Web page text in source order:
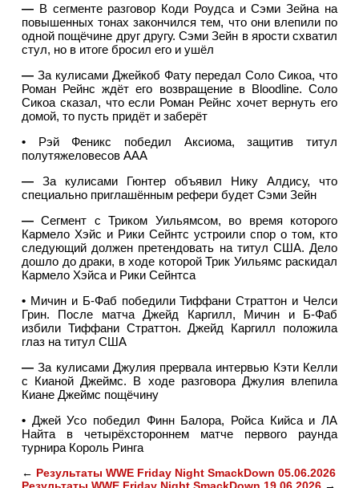
— В сегменте разговор Коди Роудса и Сэми Зейна на
повышенных тонах закончился тем, что они влепили по
одной пощёчине друг другу. Сэми Зейн в ярости схватил
стул, но в итоге бросил его и ушёл
— За кулисами Джейкоб Фату передал Соло Сикоа, что
Роман Рейнс ждёт его возвращение в Bloodline. Соло
Сикоа сказал, что если Роман Рейнс хочет вернуть его
домой, то пусть придёт и заберёт
• Рэй Феникс победил Аксиома, защитив титул
полутяжеловесов ААА
— За кулисами Гюнтер объявил Нику Алдису, что
специально приглашённым рефери будет Сэми Зейн
— Сегмент с Триком Уильямсом, во время которого
Кармело Хэйс и Рики Сейнтс устроили спор о том, кто
следующий должен претендовать на титул США. Дело
дошло до драки, в ходе которой Трик Уильямс раскидал
Кармело Хэйса и Рики Сейнтса
• Мичин и Б-Фаб победили Тиффани Страттон и Челси
Грин. После матча Джейд Каргилл, Мичин и Б-Фаб
избили Тиффани Страттон. Джейд Каргилл положила
глаз на титул США
— За кулисами Джулия прервала интервью Кэти Келли
с Кианой Джеймс. В ходе разговора Джулия влепила
Киане Джеймс пощёчину
• Джей Усо победил Финн Балора, Ройса Кийса и ЛА
Найта в четырёхстороннем матче первого раунда
турнира Король Ринга
← Результаты WWE Friday Night SmackDown 05.06.2026